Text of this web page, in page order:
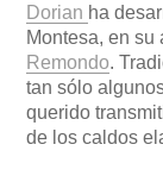
Dorian ha
Montesa, en su
Remondo.
tan sólo
querido
de los caldos